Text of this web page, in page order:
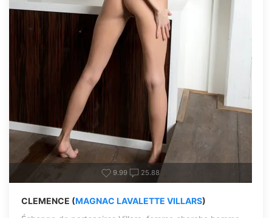
9.99 25.88
CLEMENCE (MAGNAC LAVALETTE VILLARS)